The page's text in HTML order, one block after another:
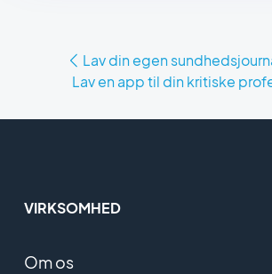
Lav din egen
Lav en app til din kritiske
VIRKSOMHED
Om os